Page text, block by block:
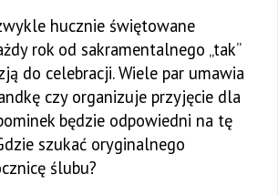
hucznie świętowane
rok od sakramentalnego „tak”
do celebracji. Wiele par umawia
czy organizuje przyjęcie dla
będzie odpowiedni na tę
szukać oryginalnego
ślubu?